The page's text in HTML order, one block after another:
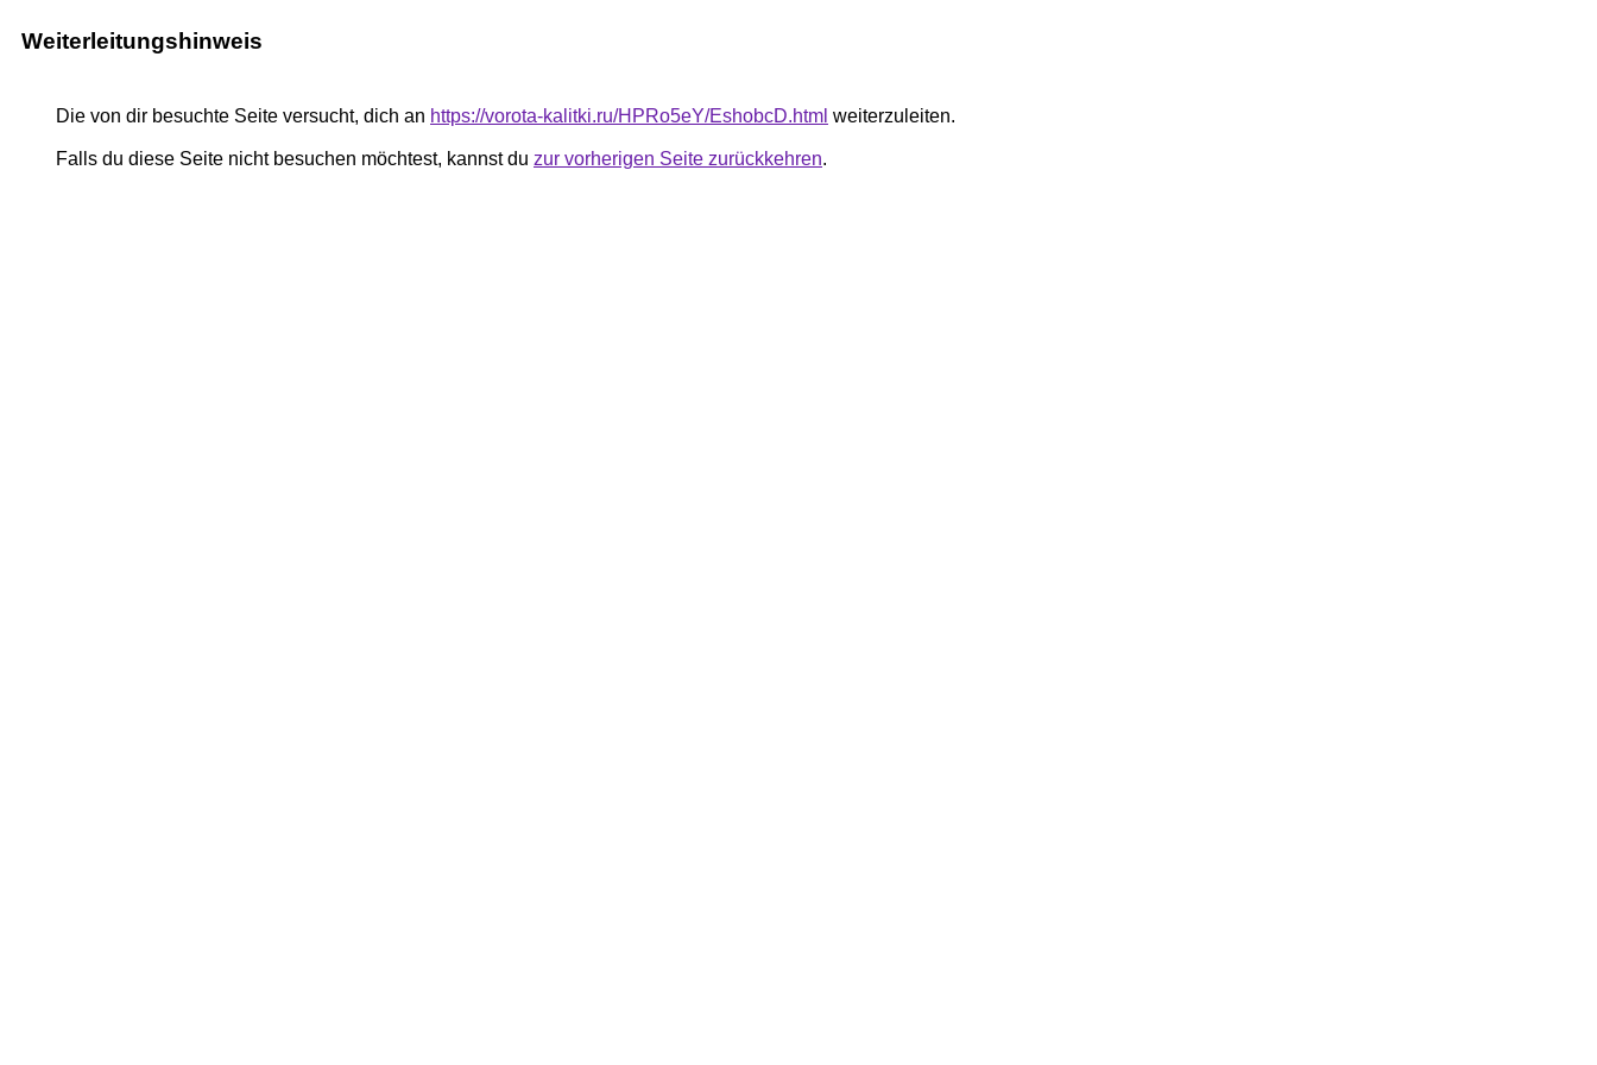
Weiterleitungshinweis
Die von dir besuchte Seite versucht, dich an https://vorota-kalitki.ru/HPRo5eY/EshobcD.html weiterzuleiten.
Falls du diese Seite nicht besuchen möchtest, kannst du zur vorherigen Seite zurückkehren.